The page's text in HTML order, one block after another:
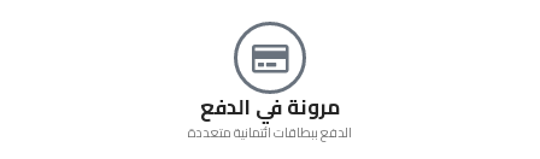
مرونة في الدفع
الدفع ببطاقات ائتمانية متعددة